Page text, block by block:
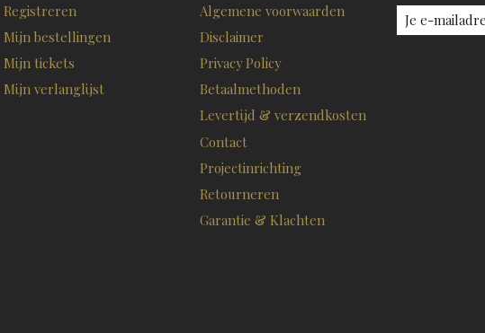
Registreren
Mijn bestellingen
Mijn tickets
Mijn verlanglijst
Algemene voorwaarden
Disclaimer
Privacy Policy
Betaalmethoden
Levertijd & verzendkosten
Contact
Projectinrichting
Retourneren
Garantie & Klachten